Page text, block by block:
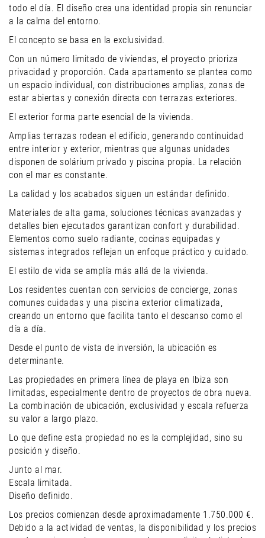
todo el día. El diseño crea una identidad propia sin renunciar
a la calma del entorno.
El concepto se basa en la exclusividad.
Con un número limitado de viviendas, el proyecto prioriza
privacidad y proporción. Cada apartamento se plantea como
un espacio individual, con distribuciones amplias, zonas de
estar abiertas y conexión directa con terrazas exteriores.
El exterior forma parte esencial de la vivienda.
Amplias terrazas rodean el edificio, generando continuidad
entre interior y exterior, mientras que algunas unidades
disponen de solárium privado y piscina propia. La relación
con el mar es constante.
La calidad y los acabados siguen un estándar definido.
Materiales de alta gama, soluciones técnicas avanzadas y
detalles bien ejecutados garantizan confort y durabilidad.
Elementos como suelo radiante, cocinas equipadas y
sistemas integrados reflejan un enfoque práctico y cuidado.
El estilo de vida se amplía más allá de la vivienda.
Los residentes cuentan con servicios de concierge, zonas
comunes cuidadas y una piscina exterior climatizada,
creando un entorno que facilita tanto el descanso como el
día a día.
Desde el punto de vista de inversión, la ubicación es
determinante.
Las propiedades en primera línea de playa en Ibiza son
limitadas, especialmente dentro de proyectos de obra nueva.
La combinación de ubicación, exclusividad y escala refuerza
su valor a largo plazo.
Lo que define esta propiedad no es la complejidad, sino su
posición y diseño.
Junto al mar.
Escala limitada.
Diseño definido.
Los precios comienzan desde aproximadamente 1.750.000 €.
Debido a la actividad de ventas, la disponibilidad y los precios